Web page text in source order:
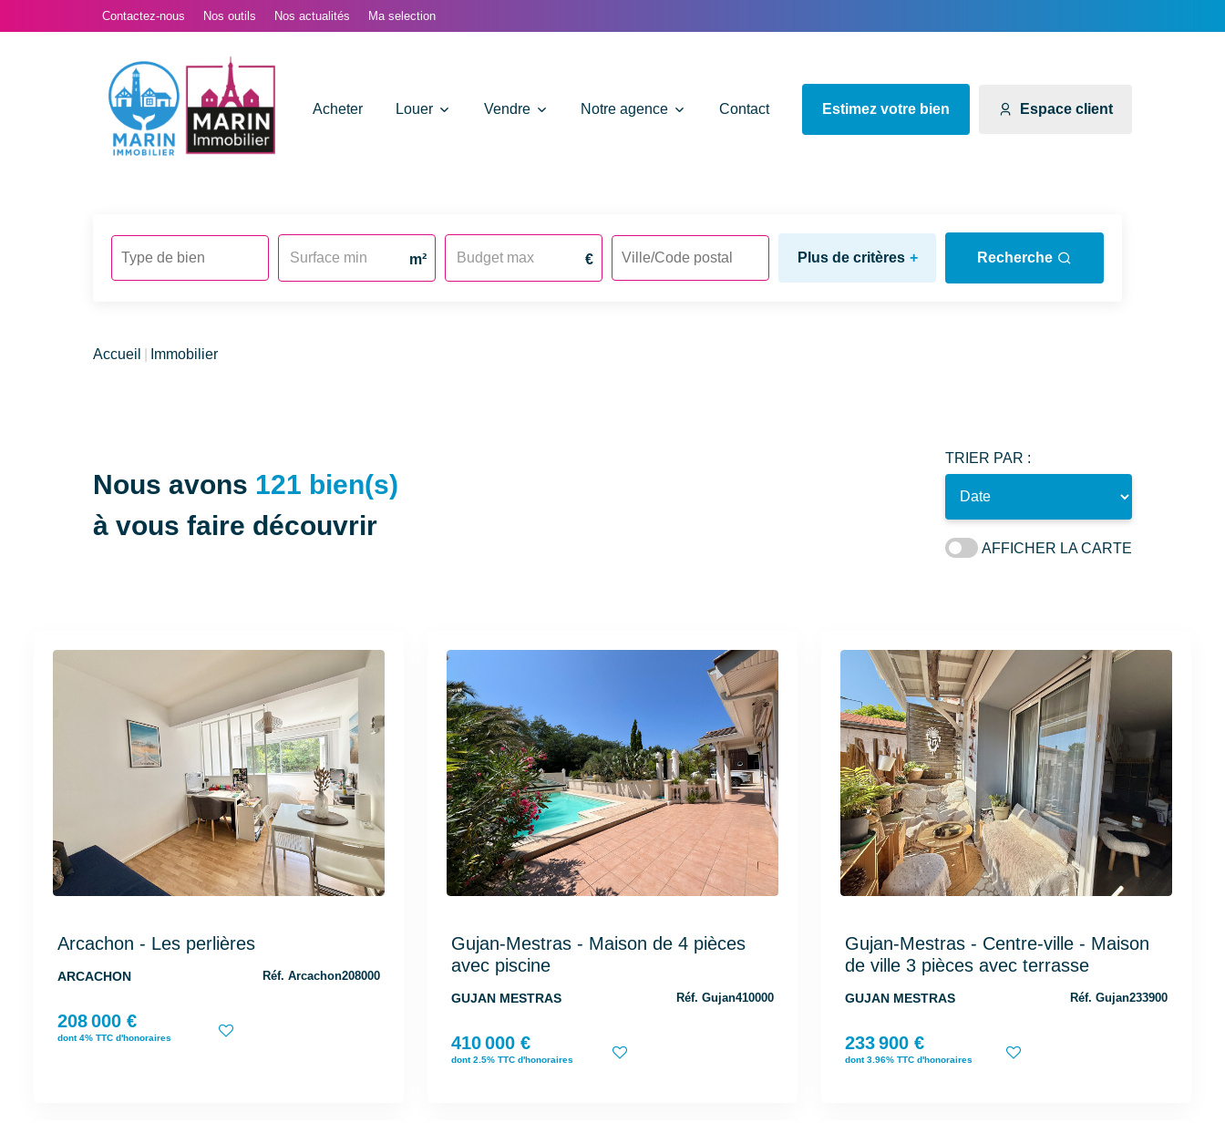
Contactez-nous Nos outils Nos actualités Ma selection
Acheter Louer Vendre Notre agence Contact Estimez votre bien Espace client
m² € Plus de critères + Recherche
Accueil Immobilier
Nous avons 121 bien(s)
à vous faire découvrir
TRIER PAR :
AFFICHER LA CARTE
Arcachon - Les perlières
ARCACHON Réf. Arcachon208000
208 000 €
dont 4% TTC d'honoraires
Gujan-Mestras - Maison de 4 pièces
avec piscine
GUJAN MESTRAS Réf. Gujan410000
410 000 €
dont 2.5% TTC d'honoraires
Gujan-Mestras - Centre-ville - Maison
de ville 3 pièces avec terrasse
GUJAN MESTRAS Réf. Gujan233900
233 900 €
dont 3.96% TTC d'honoraires